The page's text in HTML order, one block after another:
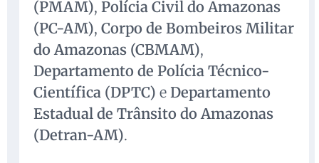
(PMAM), Polícia Civil do Amazonas
(PC-AM), Corpo de Bombeiros Militar
do Amazonas (CBMAM),
Departamento de Polícia Técnico-
Científica (DPTC) e Departamento
Estadual de Trânsito do Amazonas
(Detran-AM).